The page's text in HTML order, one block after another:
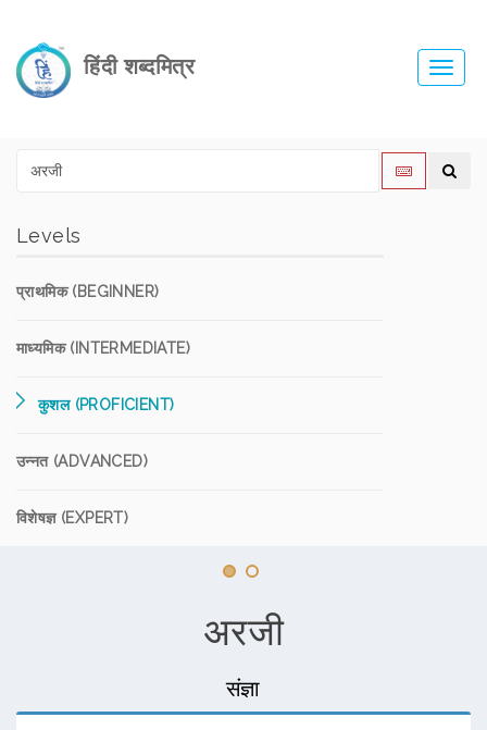
हिंदी शब्दमित्र
Levels
प्राथमिक (BEGINNER)
माध्यमिक (INTERMEDIATE)
कुशल (PROFICIENT)
उन्नत (ADVANCED)
विशेषज्ञ (EXPERT)
अरजी
संज्ञा